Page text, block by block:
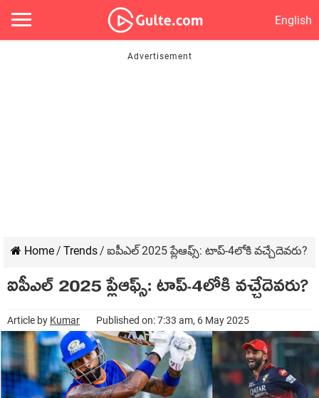
English
Home/ Trends/ ఐపీఎల్ 2025 ప్లేఆఫ్స్: టాప్-4లోకి వచ్చేదెవరు?
ఐపీఎల్ 2025 ప్లేఆఫ్స్: టాప్-4లోకి వచ్చేదెవరు?
Article by Kumar Published on: 7:33 am, 6 May 2025